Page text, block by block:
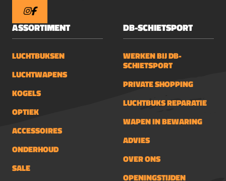
ASSORTIMENT
LUCHTBUKSEN
LUCHTWAPENS
KOGELS
OPTIEK
ACCESSOIRES
ONDERHOUD
SALE
DB-SCHIETSPORT
WERKEN BIJ DB-
SCHIETSPORT
PRIVATE SHOPPING
LUCHTBUKS REPARATIE
WAPEN IN BEWARING
ADVIES
OVER ONS
OPENINGSTIJDEN